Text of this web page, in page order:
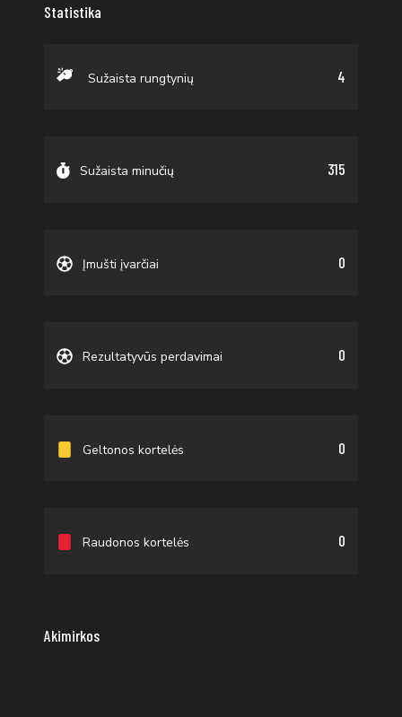
Statistika
Sužaista rungtynių 4
Sužaista minučių 315
Įmušti įvarčiai 0
Rezultatyvūs perdavimai 0
Geltonos kortelės 0
Raudonos kortelės 0
Akimirkos